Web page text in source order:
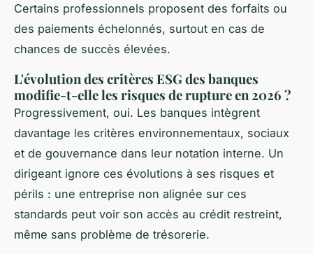
Certains professionnels proposent des forfaits ou
des paiements échelonnés, surtout en cas de
chances de succès élevées.
L'évolution des critères ESG des banques
modifie-t-elle les risques de rupture en 2026 ?
Progressivement, oui. Les banques intègrent
davantage les critères environnementaux, sociaux
et de gouvernance dans leur notation interne. Un
dirigeant ignore ces évolutions à ses risques et
périls : une entreprise non alignée sur ces
standards peut voir son accès au crédit restreint,
même sans problème de trésorerie.